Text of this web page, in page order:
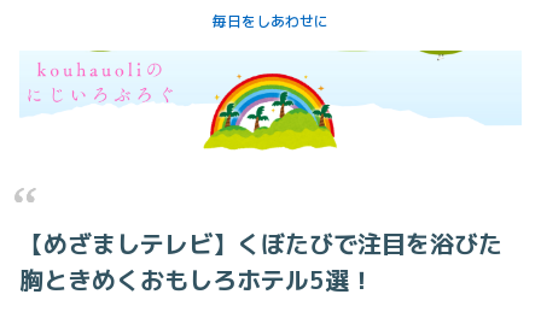
毎日をしあわせに
【めざましテレビ】くぼたびで注目を浴びた
胸ときめくおもしろホテル5選！